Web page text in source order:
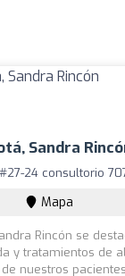
Sandra
24 consultorio 707
Mapa
Rincón se
y tratamientos de
nuestros